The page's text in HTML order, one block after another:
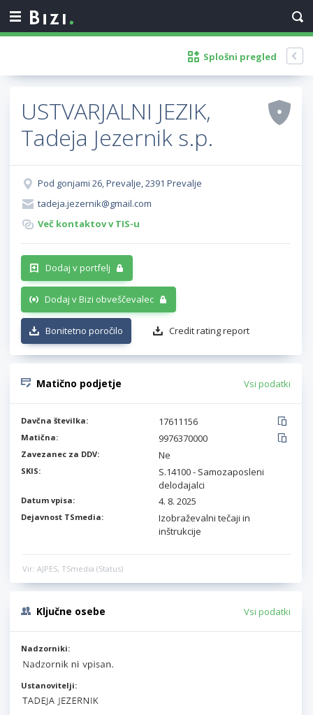
Splošni pregled
USTVARJALNI JEZIK,
Tadeja Jezernik s.p.
Pod gonjami 26, Prevalje, 2391 Prevalje
tadeja.jezernik@gmail.com
Več kontaktov v TIS-u
Dodaj v portfelj
Dodaj v Bizi obveščevalec
Bonitetno poročilo Credit rating report
Matično podjetje Vsi podatki
Davčna številka: 17611156
Matična: 9976370000
Zavezanec za DDV: Ne
SKIS:
S.14100 - Samozaposleni
delodajalci
Datum vpisa: 4. 8. 2025
Dejavnost TSmedia:
Izobraževalni tečaji in
inštrukcije
Vir: AJPES, TSmedia (Status)
Ključne osebe Vsi podatki
Nadzorniki:
Ustanovitelji: